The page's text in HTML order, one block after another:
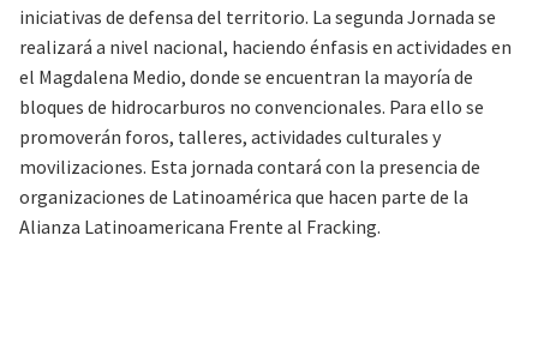
iniciativas de defensa del territorio. La segunda Jornada se
realizará a nivel nacional, haciendo énfasis en actividades en
el Magdalena Medio, donde se encuentran la mayoría de
bloques de hidrocarburos no convencionales. Para ello se
promoverán foros, talleres, actividades culturales y
movilizaciones. Esta jornada contará con la presencia de
organizaciones de Latinoamérica que hacen parte de la
Alianza Latinoamericana Frente al Fracking.